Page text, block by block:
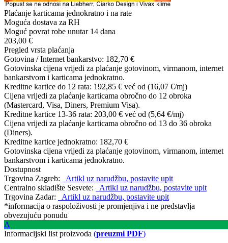
Plaćanje karticama jednokratno i na rate
Moguća dostava za RH
Moguć povrat robe unutar 14 dana
203,00 €
Pregled vrsta plaćanja
Gotovina / Internet bankarstvo: 182,70 €
Gotovinska cijena vrijedi za plaćanje gotovinom, virmanom, internet
bankarstvom i karticama jednokratno.
Kreditne kartice do 12 rata: 192,85 € već od (16,07 €/mj)
Cijena vrijedi za plaćanje karticama obročno do 12 obroka
(Mastercard, Visa, Diners, Premium Visa).
Kreditne kartice 13-36 rata: 203,00 € već od (5,64 €/mj)
Cijena vrijedi za plaćanje karticama obročno od 13 do 36 obroka
(Diners).
Kreditne kartice jednokratno: 182,70 €
Gotovinska cijena vrijedi za plaćanje gotovinom, virmanom, internet
bankarstvom i karticama jednokratno.
Dostupnost
Trgovina Zagreb:
Artikl uz narudžbu, postavite upit
Centralno skladište Sesvete:
Artikl uz narudžbu, postavite upit
Trgovina Zadar:
Artikl uz narudžbu, postavite upit
*informacija o raspoloživosti je promjenjiva i ne predstavlja
obvezujuću ponudu
A
Informacijski list proizvoda (preuzmi PDF)